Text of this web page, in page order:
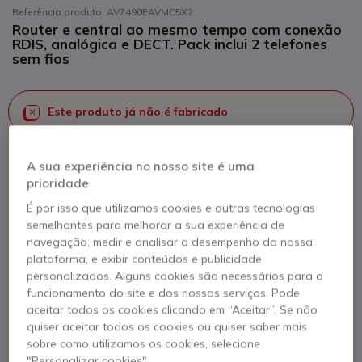
Referência produto: AV7490EAVMC5X2
Router e central ao mesmo tempo com conexão
RDIS, analógica e DECT. Pack inclui 2 telefones
sem fios
Este produto já não é fabricado
uma lista de produtos similares
Ver produtos similares
Contacte os nossos peritos - Linha gratuita
800 780 300
F.A.Q Live Chat
A sua experiência no nosso site é uma
prioridade
É por isso que utilizamos cookies e outras tecnologias
semelhantes para melhorar a sua experiência de
navegação, medir e analisar o desempenho da nossa
plataforma, e exibir conteúdos e publicidade
personalizados. Alguns cookies são necessários para o
funcionamento do site e dos nossos serviços. Pode
aceitar todos os cookies clicando em “Aceitar”. Se não
quiser aceitar todos os cookies ou quiser saber mais
sobre como utilizamos os cookies, selecione